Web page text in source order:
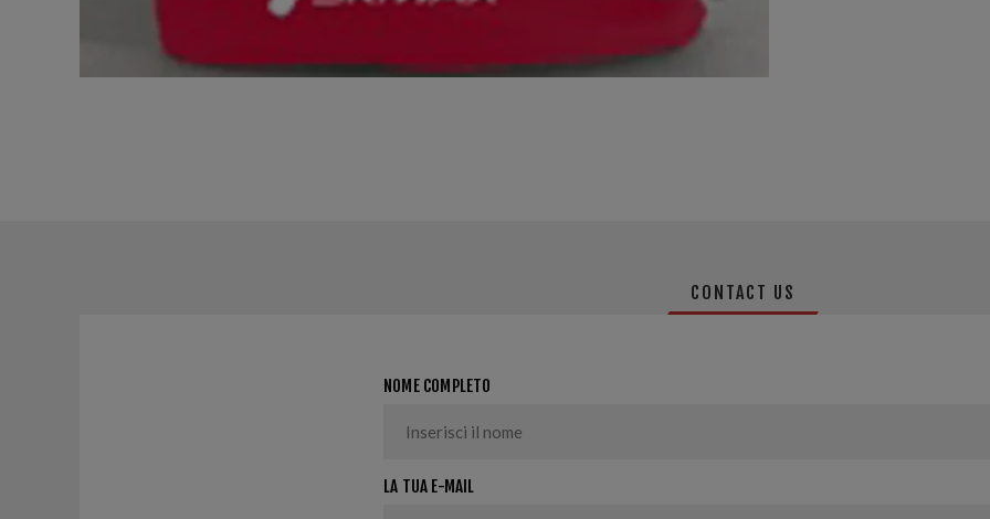
CONTACT US
NOME COMPLETO
LA TUA E-MAIL